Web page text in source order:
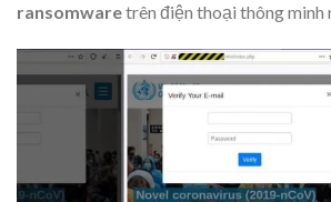
ransomwaretrên điện thoại thông minh